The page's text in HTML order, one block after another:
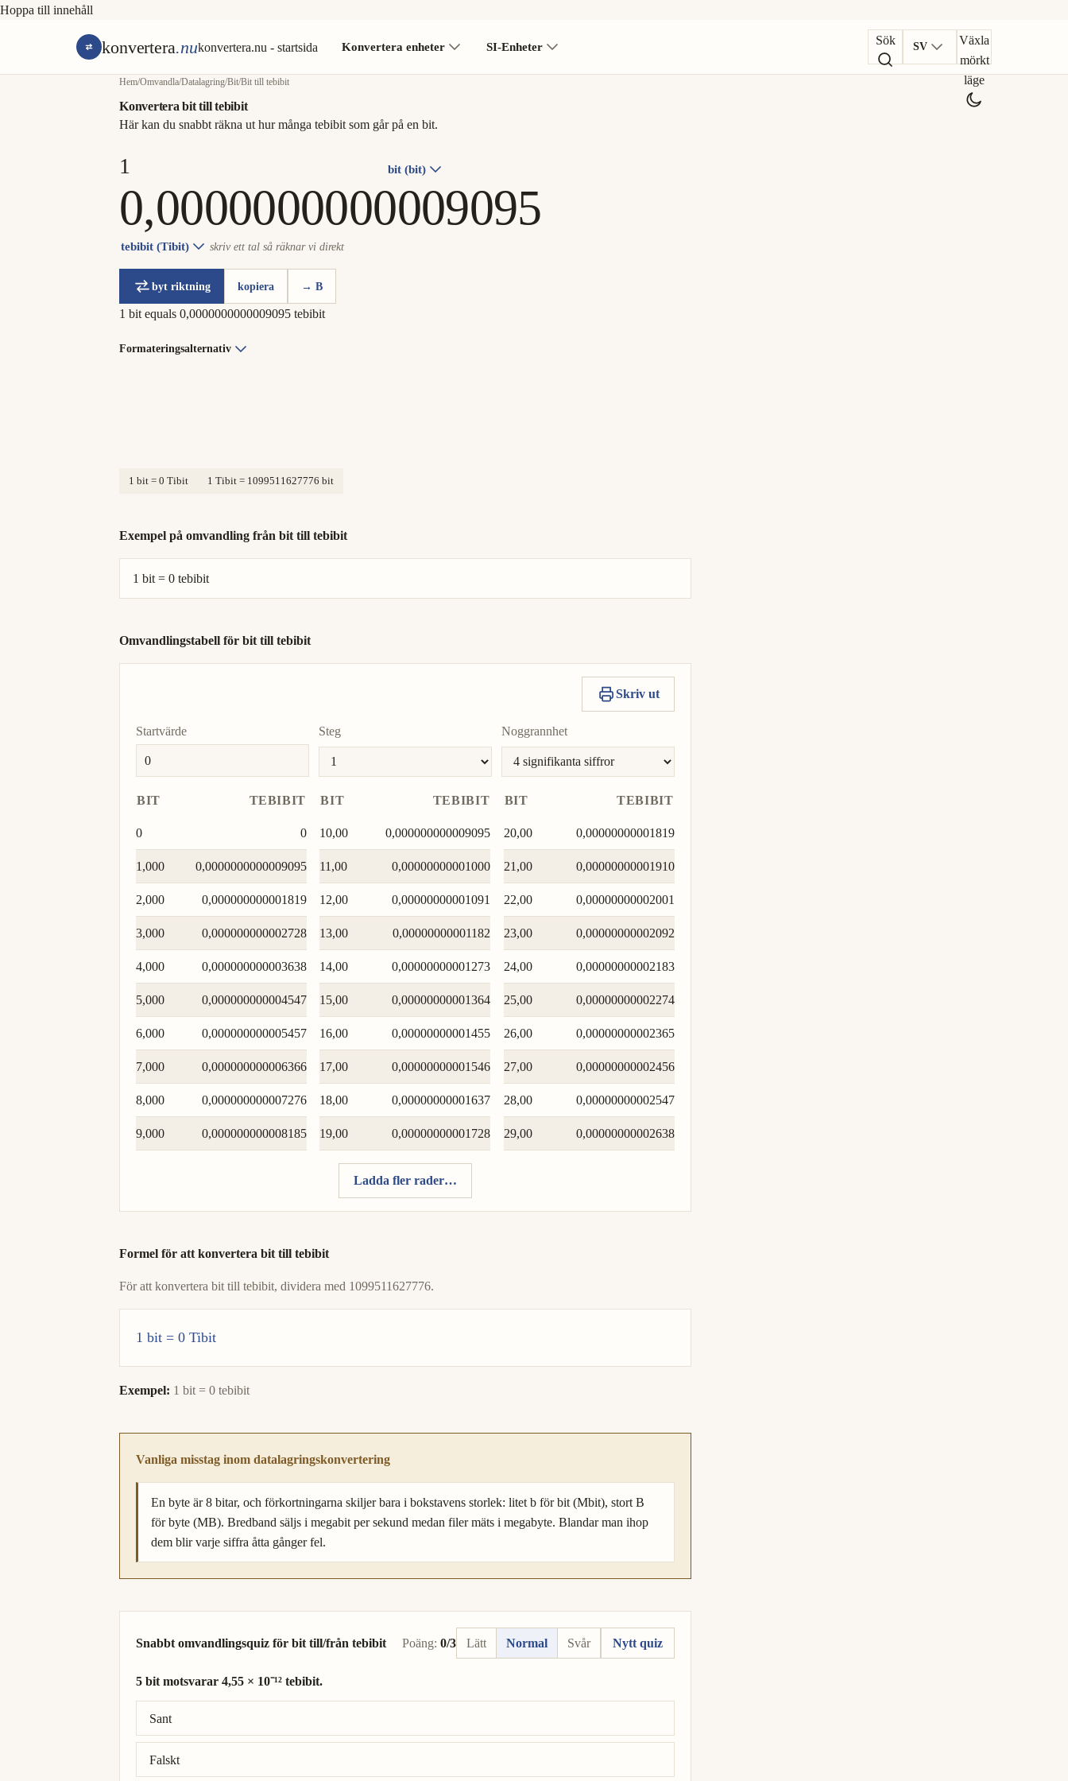
Hoppa till innehåll
konvertera.nukonvertera.nu - startsida Konvertera enheter SI-Enheter Sök SV
Växla
mörkt
läge
Hem/Omvandla/Datalagring/Bit/Bit till tebibit
Konvertera bit till tebibit
Här kan du snabbt räkna ut hur många tebibit som går på en bit.
bit (bit)
tebibit (Tibit) skriv ett tal så räknar vi direkt
byt riktning kopiera → B
1 bit equals 0,0000000000009095 tebibit
Formateringsalternativ
1 bit = 0 Tibit 1 Tibit = 1099511627776 bit
Exempel på omvandling från bit till tebibit
1 bit = 0 tebibit
Omvandlingstabell för bit till tebibit
Skriv ut
Startvärde Steg Noggrannhet
BIT TEBIBIT
0 0
1,000 0,0000000000009095
2,000 0,000000000001819
3,000 0,000000000002728
4,000 0,000000000003638
5,000 0,000000000004547
6,000 0,000000000005457
7,000 0,000000000006366
8,000 0,000000000007276
9,000 0,000000000008185
BIT TEBIBIT
10,00 0,000000000009095
11,00 0,00000000001000
12,00 0,00000000001091
13,00 0,00000000001182
14,00 0,00000000001273
15,00 0,00000000001364
16,00 0,00000000001455
17,00 0,00000000001546
18,00 0,00000000001637
19,00 0,00000000001728
BIT TEBIBIT
20,00 0,00000000001819
21,00 0,00000000001910
22,00 0,00000000002001
23,00 0,00000000002092
24,00 0,00000000002183
25,00 0,00000000002274
26,00 0,00000000002365
27,00 0,00000000002456
28,00 0,00000000002547
29,00 0,00000000002638
Ladda fler rader…
Formel för att konvertera bit till tebibit
För att konvertera bit till tebibit, dividera med 1099511627776.
1 bit = 0 Tibit
Exempel: 1 bit = 0 tebibit
Vanliga misstag inom datalagringskonvertering
En byte är 8 bitar, och förkortningarna skiljer bara i bokstavens storlek: litet b för bit (Mbit), stort B
för byte (MB). Bredband säljs i megabit per sekund medan filer mäts i megabyte. Blandar man ihop
dem blir varje siffra åtta gånger fel.
Snabbt omvandlingsquiz för bit till/från tebibit Poäng: 0/3 Lätt Normal Svår Nytt quiz
5 bit motsvarar 4,55 × 10⁻¹² tebibit.
Sant
Falskt
Rätt svar: 5 bit = 4,55 × 10⁻¹² tebibit.